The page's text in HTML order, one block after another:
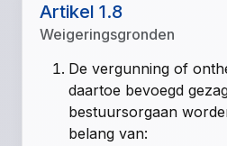
Artikel 1.8
Weigeringsgronden
De vergunning of
daartoe bevoegd
bestuursorgaan
belang van: